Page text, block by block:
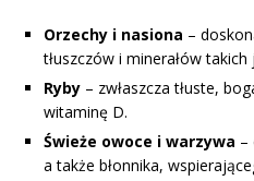
Orzechy i nasiona –
tłuszczów i minerałów takich
Ryby – zwłaszcza tłuste,
witaminę D.
Świeże owoce i warzywa –
a także błonnika,